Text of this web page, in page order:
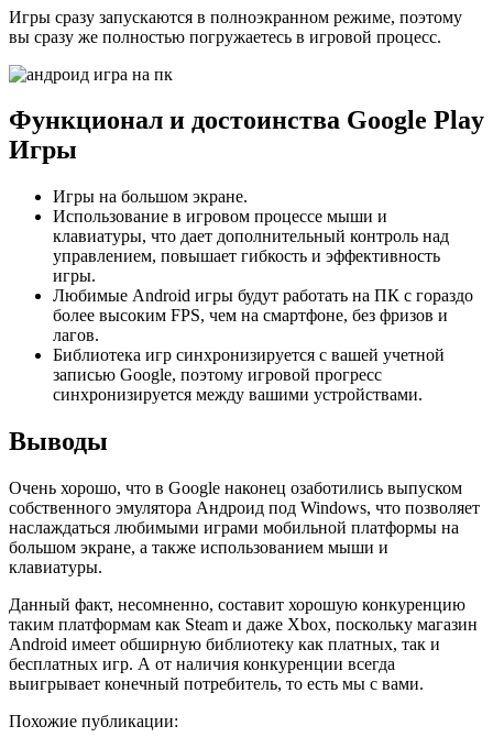
Игры сразу запускаются в полноэкранном режиме, поэтому
вы сразу же полностью погружаетесь в игровой процесс.
Функционал и достоинства Google Play
Игры
Игры на большом экране.
Использование в игровом процессе мыши и
клавиатуры, что дает дополнительный контроль над
управлением, повышает гибкость и эффективность
игры.
Любимые Android игры будут работать на ПК с гораздо
более высоким FPS, чем на смартфоне, без фризов и
лагов.
Библиотека игр синхронизируется с вашей учетной
записью Google, поэтому игровой прогресс
синхронизируется между вашими устройствами.
Выводы
Очень хорошо, что в Google наконец озаботились выпуском
собственного эмулятора Андроид под Windows, что позволяет
наслаждаться любимыми играми мобильной платформы на
большом экране, а также использованием мыши и
клавиатуры.
Данный факт, несомненно, составит хорошую конкуренцию
таким платформам как Steam и даже Xbox, поскольку магазин
Android имеет обширную библиотеку как платных, так и
бесплатных игр. А от наличия конкуренции всегда
выигрывает конечный потребитель, то есть мы с вами.
Похожие публикации: